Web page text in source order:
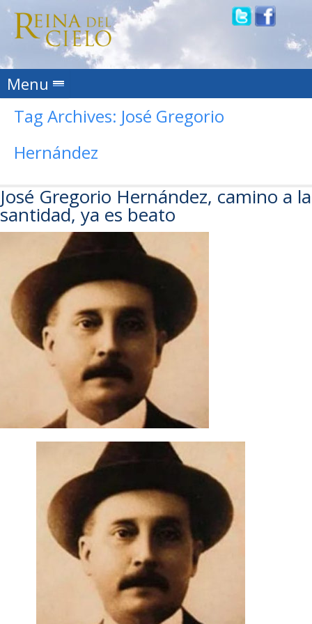
Menu Skip to content
Tag Archives: José Gregorio
Hernández
José Gregorio Hernández, camino a la
santidad, ya es beato